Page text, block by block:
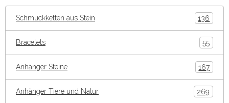
Schmuckketten aus Stein 136
Bracelets 55
Anhänger Steine 167
Anhänger Tiere und Natur 269